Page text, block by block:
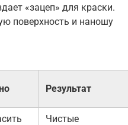
«зацеп» для краски.
поверхность и наношу
Результат
Чистые